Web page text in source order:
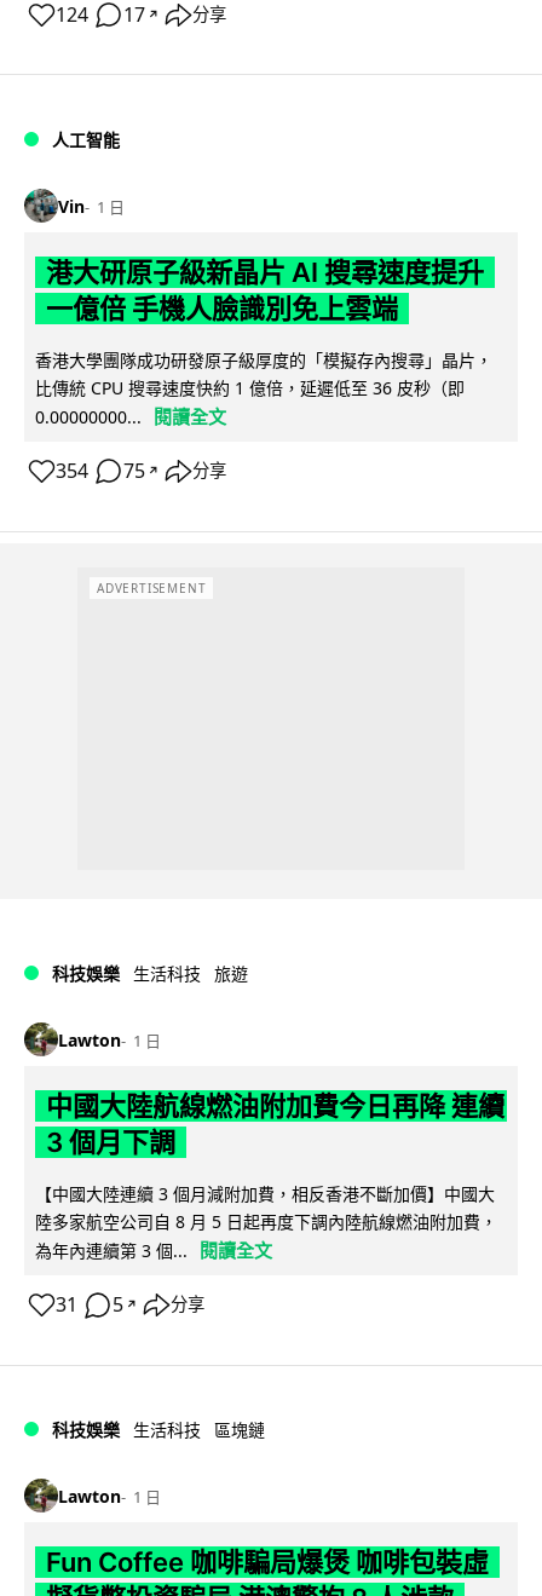
124 17 ↗ 分享
人工智能
Vin 1 日
港大研原子級新晶片 AI 搜尋速度提升
一億倍 手機人臉識別免上雲端
香港大學團隊成功研發原子級厚度的「模擬存內搜尋」晶片，
比傳統 CPU 搜尋速度快約 1 億倍，延遲低至 36 皮秒（即
0.00000000...
閱讀全文
354 75 ↗ 分享
ADVERTISEMENT
科技娛樂 生活科技 旅遊
Lawton 1 日
中國大陸航線燃油附加費今日再降 連續
3 個月下調
【中國大陸連續 3 個月減附加費，相反香港不斷加價】中國大
陸多家航空公司自 8 月 5 日起再度下調內陸航線燃油附加費，
為年內連續第 3 個...
閱讀全文
31 5 ↗ 分享
科技娛樂 生活科技 區塊鏈
Lawton 1 日
Fun Coffee 咖啡騙局爆煲 咖啡包裝虛